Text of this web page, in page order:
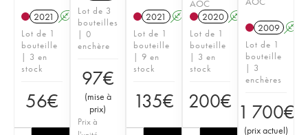
2021 A
Lot de 1
bouteille
| 3 en
stock
56€
Lot de 3
bouteilles
| 0
enchère
97€
(mise à
prix)
Prix à
2021 A
Lot de 1
bouteille
| 9 en
stock
135€
AOC
2020 A
Lot de 1
bouteille
| 3 en
stock
200€
2009 A
Lot de 1
bouteille
| 3
enchères
1 700€
(prix actuel)